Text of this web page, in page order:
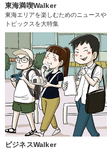
東海満喫Walker
東海エリアを楽しむためのニュースや
トピックスを大特集
ビジネスWalker